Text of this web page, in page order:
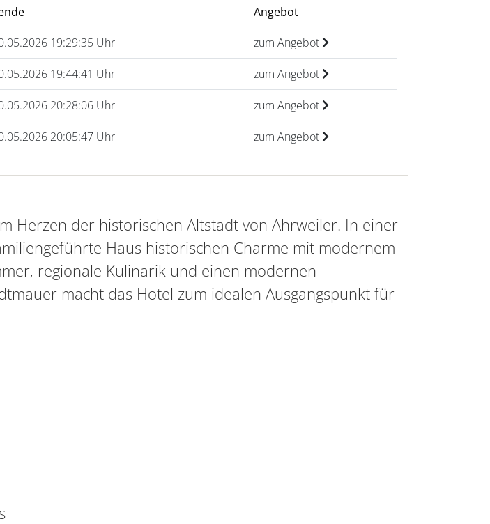
Angebot
19:29:35 Uhr zum Angebot
19:44:41 Uhr zum Angebot
20:28:06 Uhr zum Angebot
20:05:47 Uhr zum Angebot
Herzen der historischen Altstadt von Ahrweiler. In einer
Haus historischen Charme mit modernem
regionale Kulinarik und einen modernen
macht das Hotel zum idealen Ausgangspunkt für